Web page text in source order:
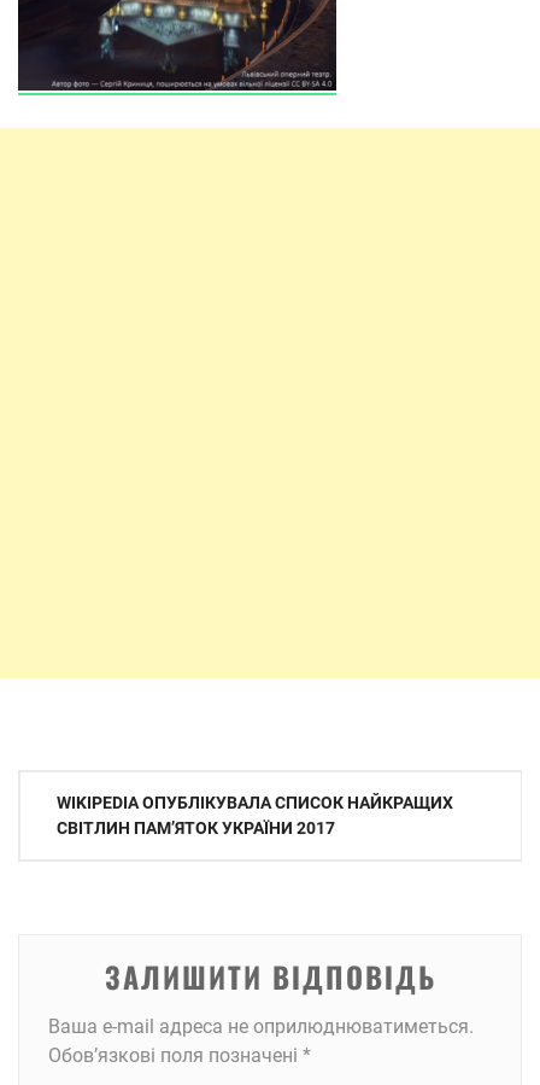
Навігація
записів
WIKIPEDIA ОПУБЛІКУВАЛА СПИСОК НАЙКРАЩИХ
СВІТЛИН ПАМ’ЯТОК УКРАЇНИ 2017
ЗАЛИШИТИ ВІДПОВІДЬ
Ваша e-mail адреса не оприлюднюватиметься.
Обов’язкові поля позначені *